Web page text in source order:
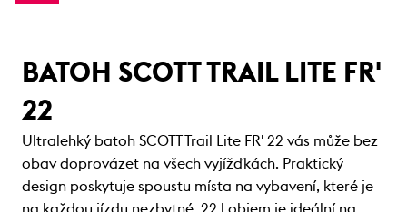
BATOH SCOTT TRAIL LITE FR'
22
Ultralehký batoh SCOTT Trail Lite FR' 22 vás může bez
obav doprovázet na všech vyjížďkách. Praktický
design poskytuje spoustu místa na vybavení, které je
na každou jízdu nezbytné. 22 l objem je ideální na